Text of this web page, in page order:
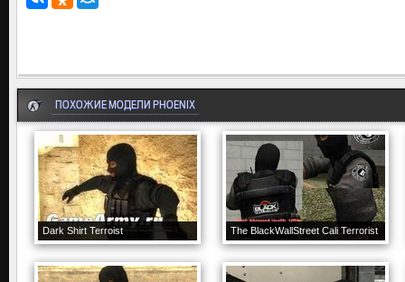
ПОХОЖИЕ МОДЕЛИ PHOENIX
Dark Shirt Terroist The BlackWallStreet Cali Terrorist